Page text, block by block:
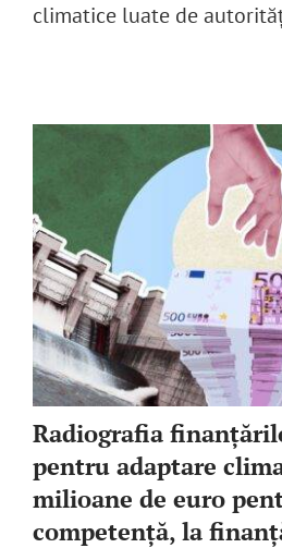
climatice luate de
Radiografia
pentru adaptare
milioane de euro
competență, la